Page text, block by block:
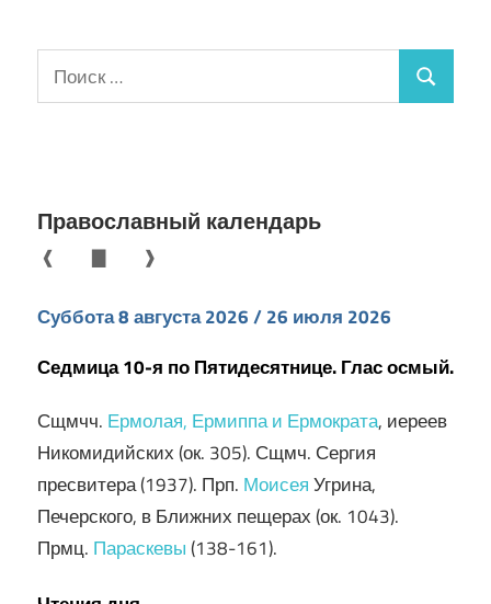
Поиск
для:
Поиск
Православный календарь
❰ ❱
Суббота 8 августа 2026 / 26 июля 2026
Седмица 10-я по Пятидесятнице. Глас осмый.
Сщмчч. Ермолая, Ермиппа и Ермократа, иереев
Никомидийских (ок. 305). Сщмч. Сергия
пресвитера (1937). Прп. МоисеяУгрина,
Печерского, в Ближних пещерах (ок. 1043).
Прмц. Параскевы(138-161).